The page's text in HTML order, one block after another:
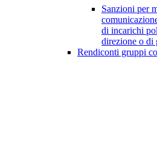
Sanzioni per
di incarichi
direzione o di
Rendiconti gruppi